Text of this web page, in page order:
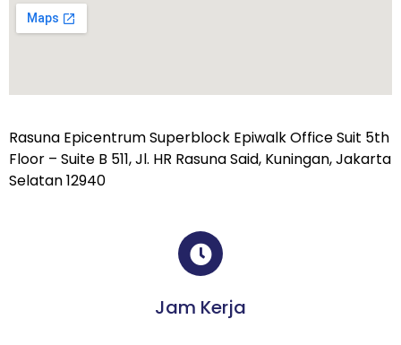
Rasuna Epicentrum Superblock Epiwalk Office Suit 5th
Floor – Suite B 511, Jl. HR Rasuna Said, Kuningan, Jakarta
Selatan 12940
Jam Kerja